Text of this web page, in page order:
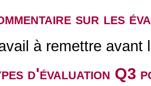
sur les
à remettre avant
d'évaluation Q3